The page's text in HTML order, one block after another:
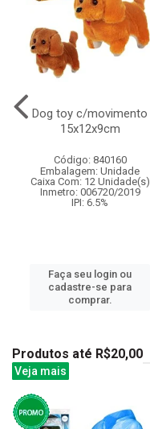
Dog toy c/movimento
15x12x9cm
Código: 840160
Embalagem: Unidade
Caixa Com: 12 Unidade(s)
Inmetro: 006720/2019
IPI: 6.5%
Faça seu login ou
cadastre-se para
comprar.
Produtos até R$20,00
Veja mais